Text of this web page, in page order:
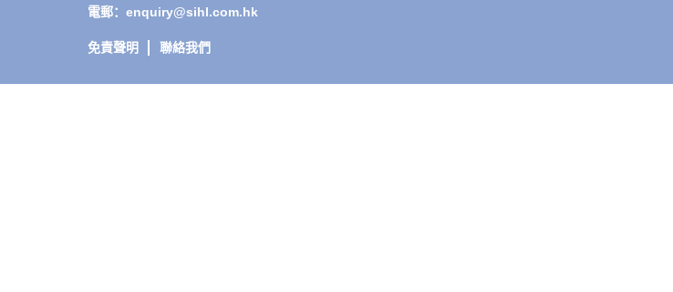
電郵：enquiry@sihl.com.hk
免責聲明 聯絡我們